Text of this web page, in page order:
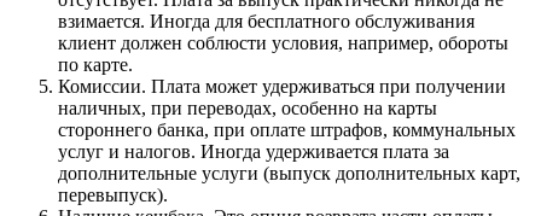
взимается. Иногда для бесплатного обслуживания
клиент должен соблюсти условия, например, обороты
по карте.
Комиссии. Плата может удерживаться при получении
наличных, при переводах, особенно на карты
стороннего банка, при оплате штрафов, коммунальных
услуг и налогов. Иногда удерживается плата за
дополнительные услуги (выпуск дополнительных карт,
перевыпуск).